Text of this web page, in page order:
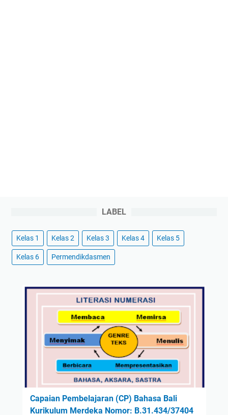
LABEL
Kelas 1 Kelas 2 Kelas 3 Kelas 4 Kelas 5
Kelas 6 Permendikdasmen
Capaian Pembelajaran (CP) Bahasa Bali
Kurikulum Merdeka Nomor: B.31.434/37404